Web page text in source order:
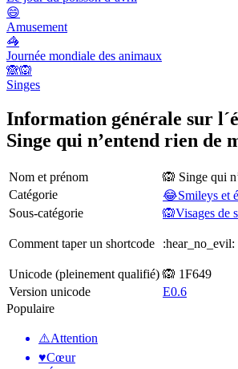
😄
Amusement
🦓
Journée mondiale des animaux
🙈🙉
Singes
Information générale sur
Singe qui n’entend rien de
Nom et prénom
🙉 Singe qui
Catégorie
😂Smileys et
Sous-catégorie
🙉Visages de
Comment taper un shortcode :hear_no_evil:
Unicode (pleinement qualifié) 🙉 1F649
Version unicode
E0.6
Populaire
⚠️Attention
♥️Cœur